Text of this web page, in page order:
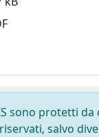
sono protetti da
salvo